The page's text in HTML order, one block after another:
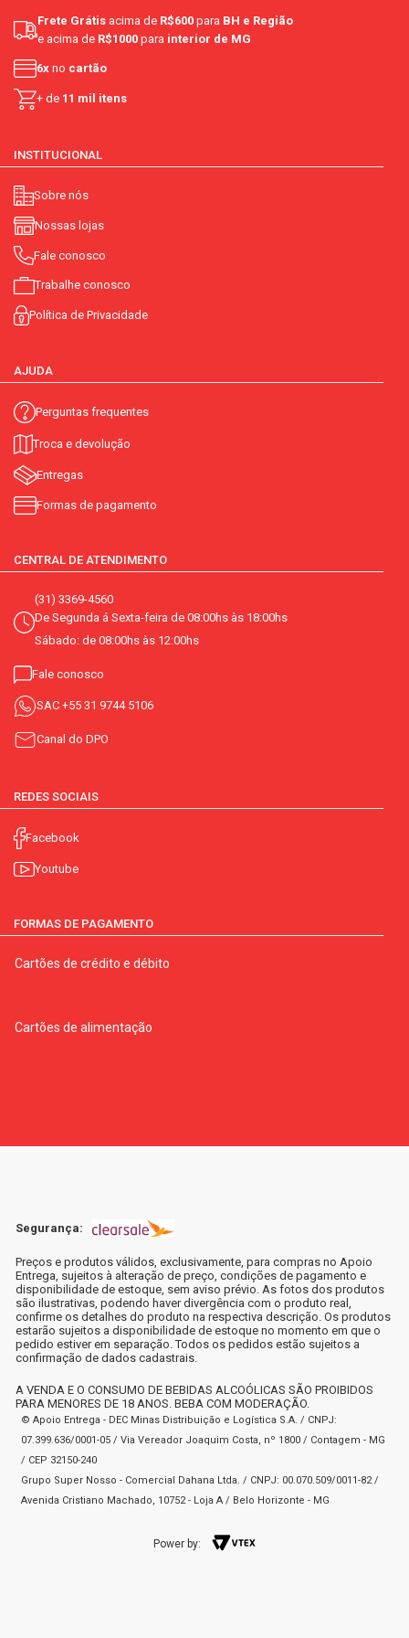
aromatizante: não contém
artesanal: não
teor alcoólico (%):40.00
telefone:
Frete Grátis acima de R$600 para BH e Região
e acima de R$1000 para interior de MG
6x no cartão
+ de 11 mil itens
INSTITUCIONAL
Sobre nós
Nossas lojas
Fale conosco
Trabalhe conosco
Política de Privacidade
AJUDA
Perguntas frequentes
Troca e devolução
Entregas
Formas de pagamento
CENTRAL DE ATENDIMENTO
(31) 3369-4560
De Segunda á Sexta-feira de 08:00hs às 18:00hs
Sábado: de 08:00hs às 12:00hs
Fale conosco
SAC +55 31 9744 5106
Canal do DPO
REDES SOCIAIS
Facebook
Youtube
FORMAS DE PAGAMENTO
Cartões de crédito e débito
Cartões de alimentação
Segurança:
Preços e produtos válidos, exclusivamente, para compras no Apoio
Entrega, sujeitos à alteração de preço, condições de pagamento e
disponibilidade de estoque, sem aviso prévio. As fotos dos produtos
são ilustrativas, podendo haver divergência com o produto real,
confirme os detalhes do produto na respectiva descrição. Os produtos
estarão sujeitos a disponibilidade de estoque no momento em que o
pedido estiver em separação. Todos os pedidos estão sujeitos a
confirmação de dados cadastrais.
A VENDA E O CONSUMO DE BEBIDAS ALCOÓLICAS SÃO PROIBIDOS
PARA MENORES DE 18 ANOS. BEBA COM MODERAÇÃO.
© Apoio Entrega - DEC Minas Distribuição e Logística S.A. / CNPJ:
07.399.636/0001-05 / Via Vereador Joaquim Costa, nº 1800 / Contagem - MG
/ CEP 32150-240
Grupo Super Nosso - Comercial Dahana Ltda. / CNPJ: 00.070.509/0011-82 /
Avenida Cristiano Machado, 10752 - Loja A / Belo Horizonte - MG
Power by: